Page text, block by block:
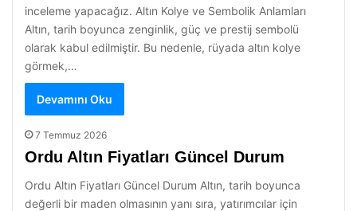
inceleme yapacağız. Altın Kolye ve Sembolik Anlamları
Altın, tarih boyunca zenginlik, güç ve prestij sembolü
olarak kabul edilmiştir. Bu nedenle, rüyada altın kolye
görmek,…
Devamını Oku
7 Temmuz 2026
Ordu Altın Fiyatları Güncel Durum
Ordu Altın Fiyatları Güncel Durum Altın, tarih boyunca
değerli bir maden olmasının yanı sıra, yatırımcılar için